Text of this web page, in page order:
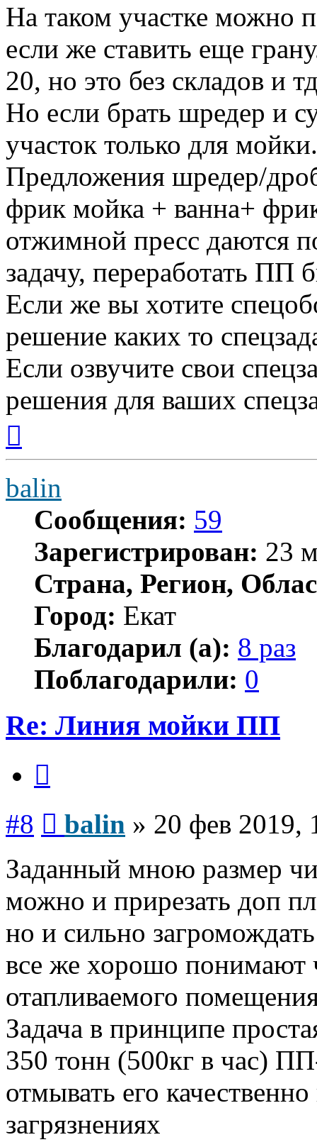
На таком участке можно
если же ставить еще
20, но это без складов и
Но если брать шредер и
участок только для мойки.
Предложения шредер/
фрик мойка + ванна+
отжимной пресс даются
задачу, переработать ПП
Если же вы хотите
решение каких то
Если озвучите свои
решения для ваших
началу
balin
Сообщения: 59
Зарегистрирован: 23
Страна, Регион,
Город: Екат
Благодарил (а): 8 раз
Поблагодарили: 0
Re: Линия мойки ПП
#8 balin » 20 фев 2019,
Заданный мною размер
можно и прирезать доп
но и сильно
все же хорошо понимают
отапливаемого
Задача в принципе
350 тонн (500кг в час)
отмывать его
загрязнениях